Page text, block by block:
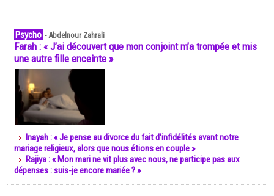
Psycho -Abdelnour Zahrali
Farah : « J’ai découvert que mon conjoint m’a trompée et mis
une autre fille enceinte »
Inayah : « Je pense au divorce du fait d’infidélités avant notre
mariage religieux, alors que nous étions en couple »
Rajiya : « Mon mari ne vit plus avec nous, ne participe pas aux
dépenses : suis-je encore mariée ? »